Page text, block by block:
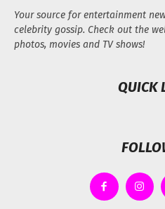
Your source for entertainment
celebrity gossip. Check out the
photos, movies and TV shows!
QUICK